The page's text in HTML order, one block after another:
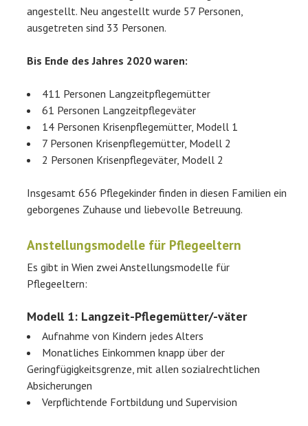
angestellt. Neu angestellt wurde 57 Personen,
ausgetreten sind 33 Personen.
Bis Ende des Jahres 2020 waren:
411 Personen Langzeitpflegemütter
61 Personen Langzeitpflegeväter
14 Personen Krisenpflegemütter, Modell 1
7 Personen Krisenpflegemütter, Modell 2
2 Personen Krisenpflegeväter, Modell 2
Insgesamt 656 Pflegekinder finden in diesen Familien ein
geborgenes Zuhause und liebevolle Betreuung.
Anstellungsmodelle für Pflegeeltern
Es gibt in Wien zwei Anstellungsmodelle für
Pflegeeltern:
Modell 1: Langzeit-Pflegemütter/-väter
Aufnahme von Kindern jedes Alters
Monatliches Einkommen knapp über der
Geringfügigkeitsgrenze, mit allen sozialrechtlichen
Absicherungen
Verpflichtende Fortbildung und Supervision